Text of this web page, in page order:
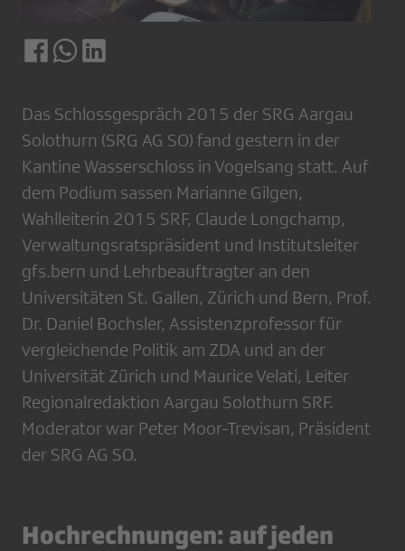
Das Schlossgespräch 2015 der SRG Aargau
Solothurn (SRG AG SO) fand gestern in der
Kantine Wasserschloss in Vogelsang statt. Auf
dem Podium sassen Marianne Gilgen,
Wahlleiterin 2015 SRF, Claude Longchamp,
Verwaltungsratspräsident und Institutsleiter
gfs.bern und Lehrbeauftragter an den
Universitäten St. Gallen, Zürich und Bern, Prof.
Dr. Daniel Bochsler, Assistenzprofessor für
vergleichende Politik am ZDA und an der
Universität Zürich und Maurice Velati, Leiter
Regionalredaktion Aargau Solothurn SRF.
Moderator war Peter Moor-Trevisan, Präsident
der SRG AG SO.
Hochrechnungen: auf jeden